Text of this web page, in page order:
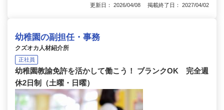
更新日： 2026/04/08 掲載終了日： 2027/04/02
幼稚園の副担任・事務
クズオカ人材紹介所
正社員
幼稚園教諭免許を活かして働こう！ ブランクOK 完全週
休2日制（土曜・日曜）